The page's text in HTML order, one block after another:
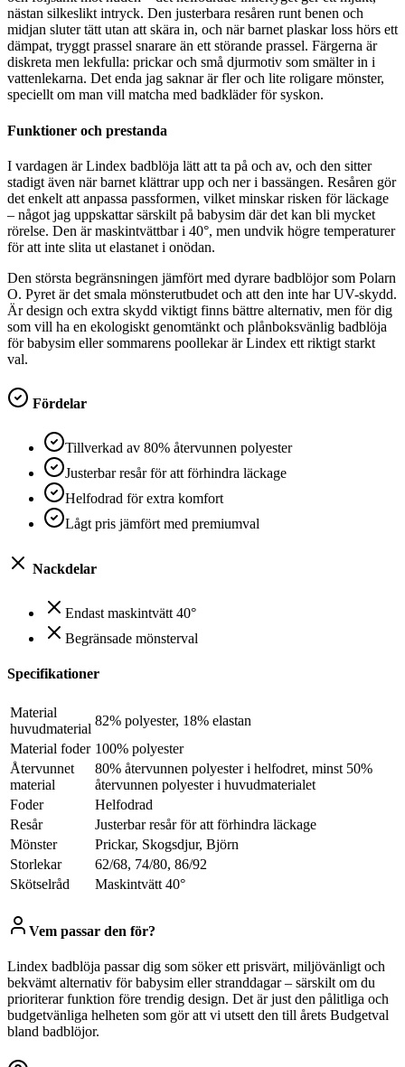
nästan silkeslikt intryck. Den justerbara resåren runt benen och
midjan sluter tätt utan att skära in, och när barnet plaskar loss hörs ett
dämpat, tryggt prassel snarare än ett störande prassel. Färgerna är
diskreta men lekfulla: prickar och små djurmotiv som smälter in i
vattenlekarna. Det enda jag saknar är fler och lite roligare mönster,
speciellt om man vill matcha med badkläder för syskon.
Funktioner och prestanda
I vardagen är Lindex badblöja lätt att ta på och av, och den sitter
stadigt även när barnet klättrar upp och ner i bassängen. Resåren gör
det enkelt att anpassa passformen, vilket minskar risken för läckage
– något jag uppskattar särskilt på babysim där det kan bli mycket
rörelse. Den är maskintvättbar i 40°, men undvik högre temperaturer
för att inte slita ut elastanet i onödan.
Den största begränsningen jämfört med dyrare badblöjor som Polarn
O. Pyret är det smala mönsterutbudet och att den inte har UV-skydd.
Är design och extra skydd viktigt finns bättre alternativ, men för dig
som vill ha en ekologiskt genomtänkt och plånboksvänlig badblöja
för babysim eller sommarens poollekar är Lindex ett riktigt starkt
val.
Fördelar
Tillverkad av 80% återvunnen polyester
Justerbar resår för att förhindra läckage
Helfodrad för extra komfort
Lågt pris jämfört med premiumval
Nackdelar
Endast maskintvätt 40°
Begränsade mönsterval
Specifikationer
Material
huvudmaterial
82% polyester, 18% elastan
Material foder 100% polyester
Återvunnet
material
80% återvunnen polyester i helfodret, minst 50%
återvunnen polyester i huvudmaterialet
Foder
Helfodrad
Resår
Justerbar resår för att förhindra läckage
Mönster
Prickar, Skogsdjur, Björn
Storlekar
62/68, 74/80, 86/92
Skötselråd
Maskintvätt 40°
Vem passar den för?
Lindex badblöja passar dig som söker ett prisvärt, miljövänligt och
bekvämt alternativ för babysim eller stranddagar – särskilt om du
prioriterar funktion före trendig design. Det är just den pålitliga och
budgetvänliga helheten som gör att vi utsett den till årets Budgetval
bland badblöjor.